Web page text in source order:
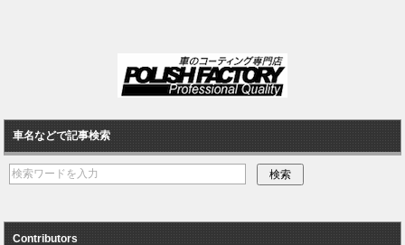
車名などで記事検索
Contributors